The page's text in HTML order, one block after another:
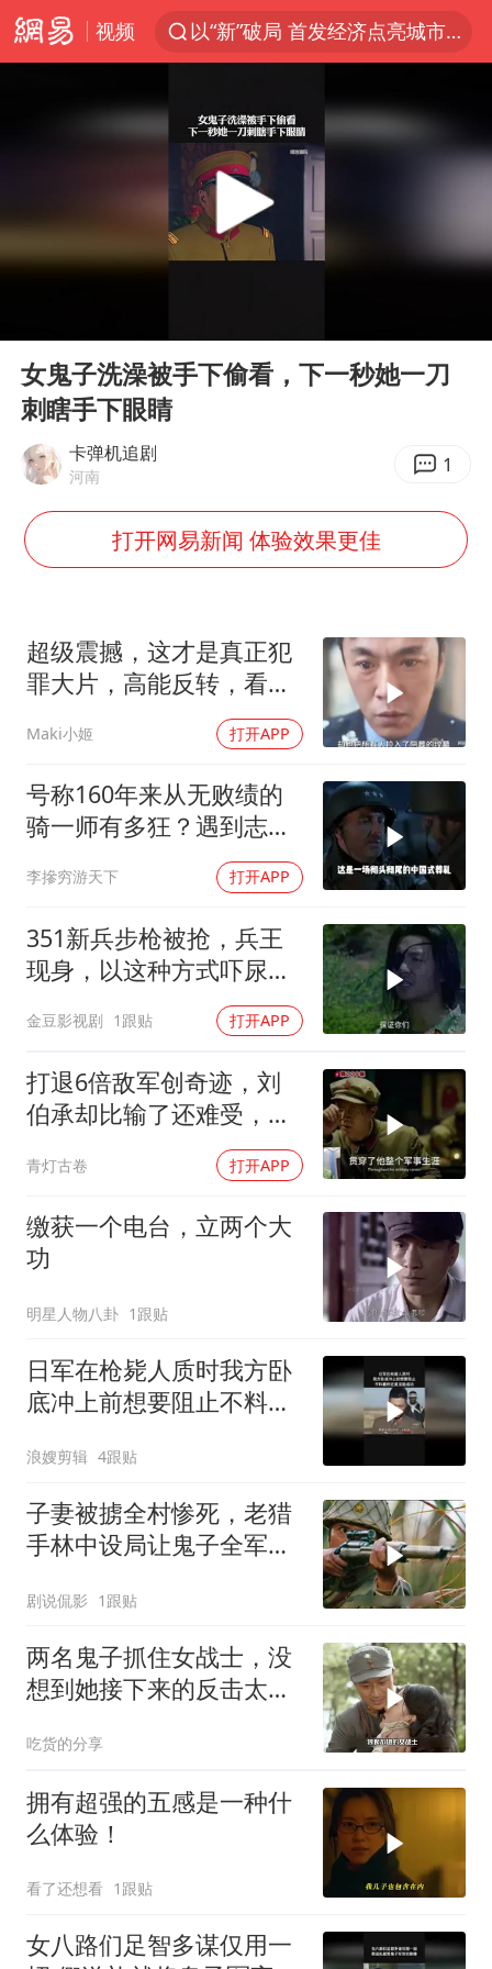
视频
以“新”破局 首发经济点亮城市消费活力
中方回应是否在太平洋海底开采稀土
看守所辅警收受10万获刑1年
宇树科技发行价格150.80元/股
CIA被曝已秘密设立古巴工作组
泰国一女公务员妆容引争议 本人回应
24小时不关空调 电费会更低吗
中国养老床位“三连降”
吉林一“温度计大楼”读数爆表
奋进开新局 实干挑大梁
Play
女鬼子洗澡被手下偷看，下一秒她一刀
刺瞎手下眼睛
卡弹机追剧
河南 1
打开网易新闻 体验效果更佳
超级震撼，这才是真正犯
罪大片，高能反转，看完
Maki小姬 打开APP
号称160年来从无败绩的
骑一师有多狂？遇到志愿
李摻穷游天下 打开APP
351新兵步枪被抢，兵王
现身，以这种方式吓尿两
金豆影视剧 1跟贴 打开APP
打退6倍敌军创奇迹，刘
伯承却比输了还难受，对
青灯古卷 打开APP
缴获一个电台，立两个大
功
明星人物八卦 1跟贴
日军在枪毙人质时我方卧
底冲上前想要阻止不料最
浪嫂剪辑 4跟贴
子妻被掳全村惨死，老猎
手林中设局让鬼子全军覆
剧说侃影 1跟贴
两名鬼子抓住女战士，没
想到她接下来的反击太解
吃货的分享
拥有超强的五感是一种什
么体验！
看了还想看 1跟贴
女八路们足智多谋仅用一